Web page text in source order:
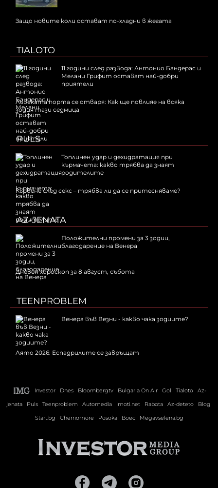
Защо новите коли остават по-хладни в жегата
TIALOTO
11 години след развода: Антонио Бандерас и
Мелани Грифит остават най-добри
приятели
Лъвската порта се отваря: Как ще повлияе на всяка
зодия тази седмица
PULS
Топлинен удар и дехидратация при
кърмачета: какво трябва да знаят
родителите
Кървене след секс – трябва ли да се притесняваме?
AZ-JENATA
Положителни промени за 3 зодии,
благодарение на Венера
Дневен хороскоп за 8 август, събота
TEENPROBLEM
Венера във Везни - какво чака зодиите?
Лято 2026: Еспадрилите се завръщат
Investor Dnes Bloombergtv Bulgaria On Air Gol Tialoto
Az-
jenata
Puls Teenproblem Automedia Imoti.net Rabota Az-deteto
Blog
Start.bg
Chernomore Posoka Boec Megavselena.bg